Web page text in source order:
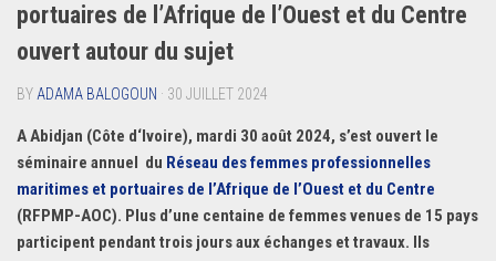
portuaires de l’Afrique de l’Ouest et du Centre
ouvert autour du sujet
BY ADAMA BALOGOUN · 30 JUILLET 2024
A Abidjan (Côte d‘Ivoire), mardi 30 août 2024, s’est ouvert le
séminaire annuel du Réseau des femmes professionnelles
maritimes et portuaires de l’Afrique de l’Ouest et du Centre
(RFPMP-AOC). Plus d’une centaine de femmes venues de 15 pays
participent pendant trois jours aux échanges et travaux. Ils